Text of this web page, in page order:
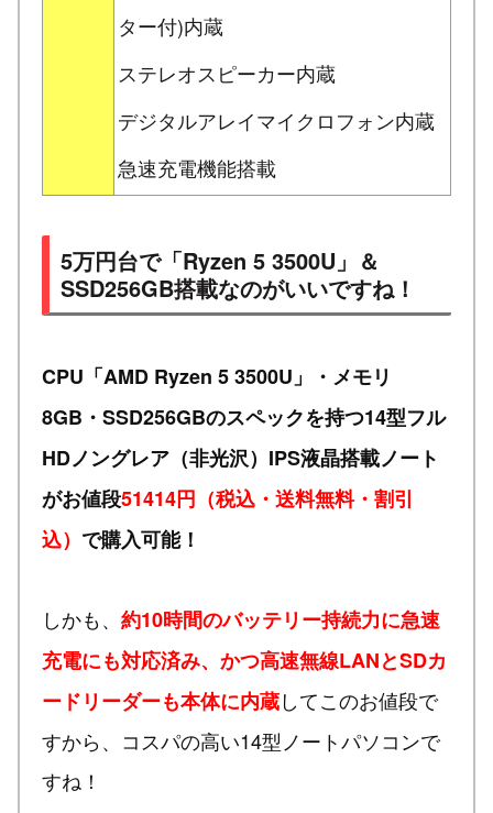
ター付)内蔵
ステレオスピーカー内蔵
デジタルアレイマイクロフォン内蔵
急速充電機能搭載
5万円台で「Ryzen 5 3500U」＆
SSD256GB搭載なのがいいですね！
CPU「AMD Ryzen 5 3500U」・メモリ
8GB・SSD256GBのスペックを持つ14型フル
HDノングレア（非光沢）IPS液晶搭載ノート
がお値段51414円（税込・送料無料・割引
込） で購入可能！
しかも、 約10時間のバッテリー持続力に急速
充電にも対応済み、かつ高速無線LANとSDカ
ードリーダーも本体に内蔵してこのお値段で
すから、コスパの高い14型ノートパソコンで
すね！